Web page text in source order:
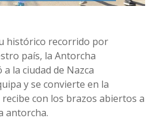
histórico recorrido por
país, la Antorcha
la ciudad de Nazca
y se convierte en la
con los brazos abiertos a
antorcha.